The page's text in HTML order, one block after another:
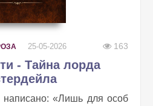
25-05-2026 163
- Тайна лорда
«Лишь для особ